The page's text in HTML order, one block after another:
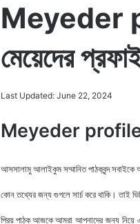
Meyeder
মেয়েদের
Last Updated: June 22, 2024
Meyeder profile
আসসালামু আলাইকুম সম্মানিত পাঠকবৃন্দ
কোন তথ্যের জন্য গুগলে সার্চ করে থাকি। তাই
প্রিয় পাঠক আজকেআমরা আপনাদের জন্য নিয়ে